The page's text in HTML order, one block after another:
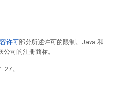
许可部分所述许可的限制。Java 和
司的注册商标。
。